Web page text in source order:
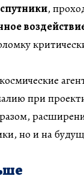
спутники,
при
но и на